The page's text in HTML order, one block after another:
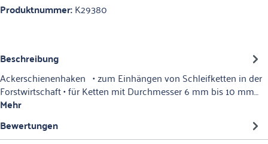
Produktnummer:K29380
Beschreibung
Ackerschienenhaken • zum Einhängen von Schleifketten in der
Forstwirtschaft • für Ketten mit Durchmesser 6 mm bis 10 mm…
Mehr
Bewertungen